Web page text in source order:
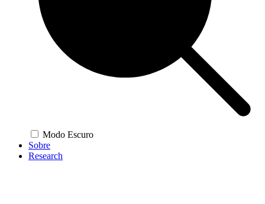
Modo Escuro
Sobre
Research